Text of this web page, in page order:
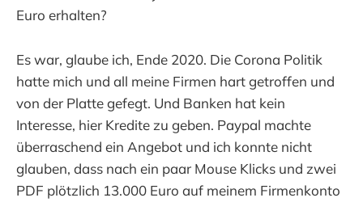
Euro erhalten?
Es war, glaube ich, Ende 2020. Die Corona Politik
hatte mich und all meine Firmen hart getroffen und
von der Platte gefegt. Und Banken hat kein
Interesse, hier Kredite zu geben. Paypal machte
überraschend ein Angebot und ich konnte nicht
glauben, dass nach ein paar Mouse Klicks und zwei
PDF plötzlich 13.000 Euro auf meinem Firmenkonto